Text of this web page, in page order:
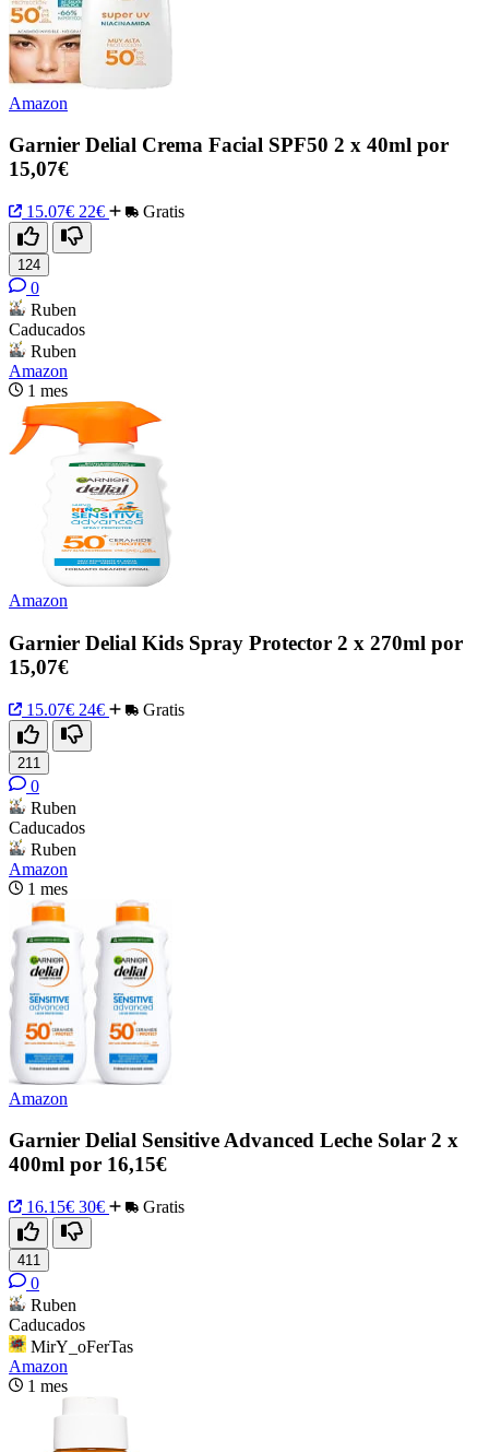
Amazon
Garnier Delial Crema Facial SPF50 2 x 40ml por
15,07€
15.07€ 22€ Gratis
124
0
Ruben
Caducados
Ruben
Amazon
1 mes
Amazon
Garnier Delial Kids Spray Protector 2 x 270ml por
15,07€
15.07€ 24€ Gratis
211
0
Ruben
Caducados
Ruben
Amazon
1 mes
Amazon
Garnier Delial Sensitive Advanced Leche Solar 2 x
400ml por 16,15€
16.15€ 30€ Gratis
411
0
Ruben
Caducados
MirY_oFerTas
Amazon
1 mes